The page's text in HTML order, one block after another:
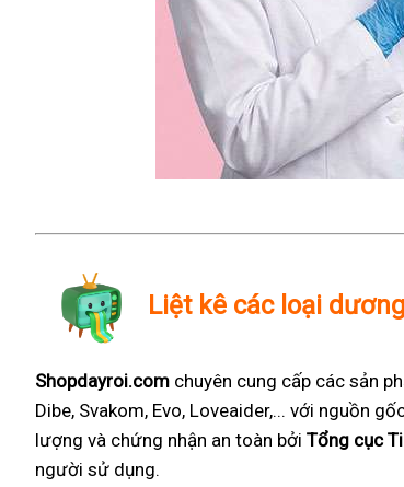
Liệt kê các loại
Shopdayroi.com chuyên cung cấp các sản
Dibe, Svakom, Evo, Loveaider,... với nguồn
lượng và chứng nhận an toàn bởi Tổng cục
người sử dụng.